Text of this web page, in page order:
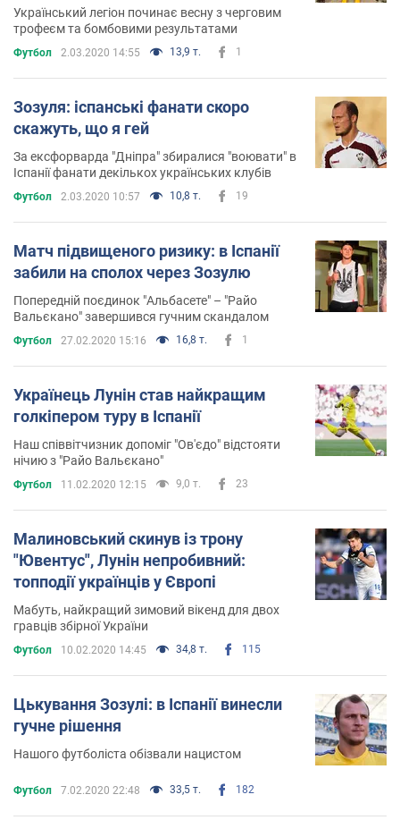
Український легіон починає весну з черговим
трофеєм та бомбовими результатами
Футбол 2.03.2020 14:55 13,9 т. 1
Зозуля: іспанські фанати скоро
скажуть, що я гей
За ексфорварда "Дніпра" збиралися "воювати" в
Іспанії фанати декількох українських клубів
Футбол 2.03.2020 10:57 10,8 т. 19
Матч підвищеного ризику: в Іспанії
забили на сполох через Зозулю
Попередній поєдинок "Альбасете" – "Райо
Вальєкано" завершився гучним скандалом
Футбол 27.02.2020 15:16 16,8 т. 1
Українець Лунін став найкращим
голкіпером туру в Іспанії
Наш співвітчизник допоміг "Ов'єдо" відстояти
нічию з "Райо Вальєкано"
Футбол 11.02.2020 12:15 9,0 т. 23
Малиновський скинув із трону
"Ювентус", Лунін непробивний:
топподії українців у Європі
Мабуть, найкращий зимовий вікенд для двох
гравців збірної України
Футбол 10.02.2020 14:45 34,8 т. 115
Цькування Зозулі: в Іспанії винесли
гучне рішення
Нашого футболіста обізвали нацистом
Футбол 7.02.2020 22:48 33,5 т. 182